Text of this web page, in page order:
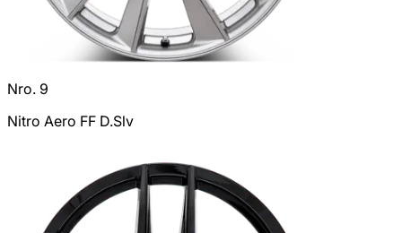
Nro. 9
Nitro Aero FF D.Slv